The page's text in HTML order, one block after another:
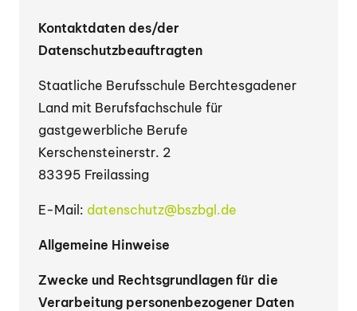
Kontaktdaten des/der
Datenschutzbeauftragten
Staatliche Berufsschule Berchtesgadener
Land mit Berufsfachschule für
gastgewerbliche Berufe
Kerschensteinerstr. 2
83395 Freilassing
E-Mail: datenschutz@bszbgl.de
Allgemeine Hinweise
Zwecke und Rechtsgrundlagen für die
Verarbeitung personenbezogener Daten